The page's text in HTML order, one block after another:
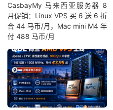
CasbayMy 马来西亚服务器 8
月促销：Linux VPS 买 6 送 6 折
合 44 马币/月，Mac mini M4 年
付 488 马币/月